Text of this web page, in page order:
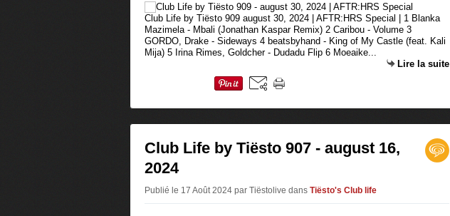
Club Life by Tiësto 909 august 30, 2024 | AFTR:HRS Special | 1 Blanka
Mazimela - Mbali (Jonathan Kaspar Remix) 2 Caribou - Volume 3
GORDO, Drake - Sideways 4 beatsbyhand - King of My Castle (feat. Kali
Mija) 5 Irina Rimes, Goldcher - Dudadu Flip 6 Moeaike...
Lire la suite
Club Life by Tiësto 907 - august 16,
2024
Publié le 17 Août 2024 par Tiëstolive dans Tiësto's Club life